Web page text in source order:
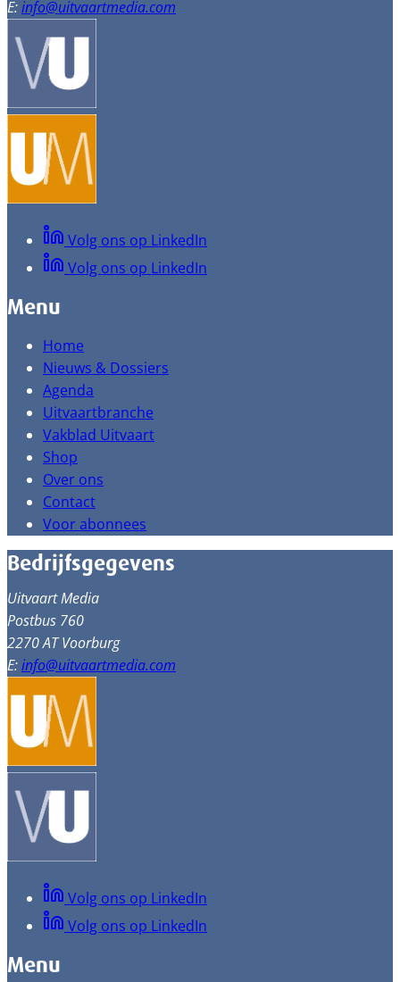
E:info@uitvaartmedia.com
Volg ons op LinkedIn
Volg ons op LinkedIn
Menu
Home
Nieuws & Dossiers
Agenda
Uitvaartbranche
Vakblad Uitvaart
Shop
Over ons
Contact
Voor abonnees
Bedrijfsgegevens
Uitvaart Media
Postbus 760
2270 AT Voorburg
E:info@uitvaartmedia.com
Volg ons op LinkedIn
Volg ons op LinkedIn
Menu